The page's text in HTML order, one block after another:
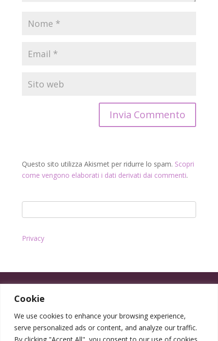
Cookie
We use cookies to enhance your browsing experience,
serve personalized ads or content, and analyze our traffic.
By clicking "Accept All", you consent to our use of cookies.
Questo sito utilizza Akismet per ridurre lo spam. Scopri
come vengono elaborati i dati derivati dai commenti.
Privacy